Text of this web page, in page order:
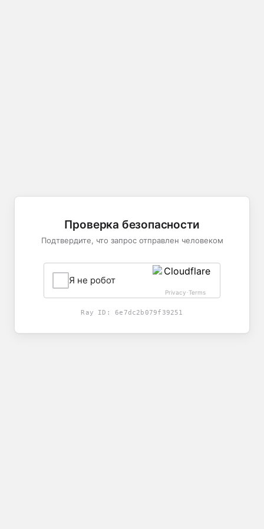
Проверка безопасности
Подтвердите, что запрос отправлен человеком
Я не робот
Privacy-Terms
Ray ID:6e7dc2b079f39251